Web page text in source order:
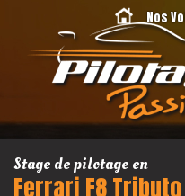
Nos
Stage de pilotage en
Ferrari F8 Tributo